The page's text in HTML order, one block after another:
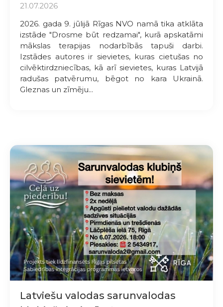
21.07.2026
2026. gada 9. jūlijā Rīgas NVO namā tika atklāta
izstāde "Drosme būt redzamai", kurā apskatāmi
mākslas terapijas nodarbībās tapuši darbi.
Izstādes autores ir sievietes, kuras cietušas no
cilvēktirdzniecības, kā arī sievietes, kuras Latvijā
radušas patvērumu, bēgot no kara Ukrainā.
Gleznas un zīmēju...
Latviešu valodas sarunvalodas